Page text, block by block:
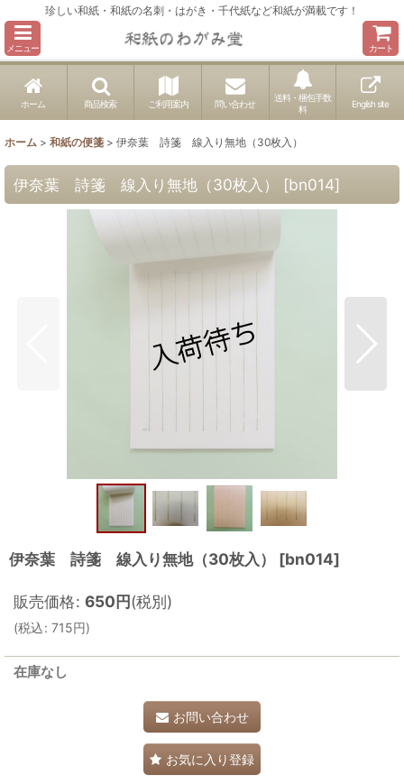
珍しい和紙・和紙の名刺・はがき・千代紙など和紙が満載です！
メニュー カート
ホーム 商品検索 ご利用案内 問い合わせ
送料・梱包手数
料
English site
ホーム > 和紙の便箋 > 伊奈葉 詩箋 線入り無地（30枚入）
伊奈葉 詩箋 線入り無地（30枚入） [bn014]
伊奈葉 詩箋 線入り無地（30枚入） [bn014]
販売価格: 650円(税別)
(税込: 715円)
在庫なし
お問い合わせ
お気に入り登録